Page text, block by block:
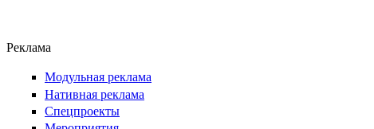
Реклама
Модульная реклама
Нативная реклама
Спецпроекты